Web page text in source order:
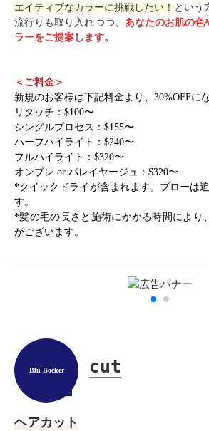
エイティブなカラーに挑戦したい！ という
流行りも取り入れつつ、 あなたのお肌の色
ラーをご提案します。
＜ご料金＞
新規のお客様は下記料金より、30%OFFに
リタッチ：$100〜
シングルプロセス：$155〜
ハーフハイライト：$240〜
フルハイライト：$320〜
オンブレ or パレイヤージュ：$320〜
*クイックドライが含まれます。ブローは
す。
*髪の毛の長さと施術にかかる時間により
がございます。
Blu Bocker cut
ヘアカット